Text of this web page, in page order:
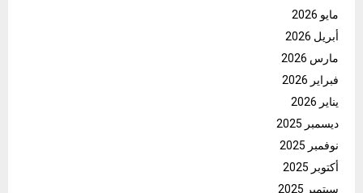
مايو 2026
أبريل 2026
مارس 2026
فبراير 2026
يناير 2026
ديسمبر 2025
نوفمبر 2025
أكتوبر 2025
سبتمبر 2025